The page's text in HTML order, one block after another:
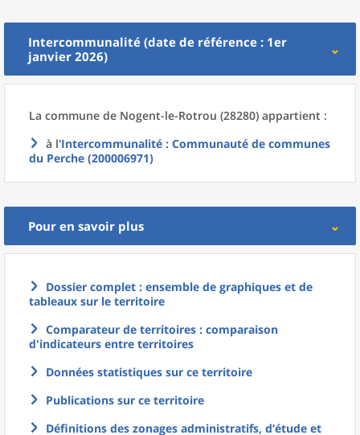
Intercommunalité (date de référence : 1er
janvier 2026)
La commune de Nogent-le-Rotrou (28280) appartient :
à l'Intercommunalité : Communauté de communes
du Perche (200006971)
Pour en savoir plus
Dossier complet : ensemble de graphiques et de
tableaux sur le territoire
Comparateur de territoires : comparaison
d'indicateurs entre territoires
Données statistiques sur ce territoire
Publications sur ce territoire
Définitions des zonages administratifs, d’étude et